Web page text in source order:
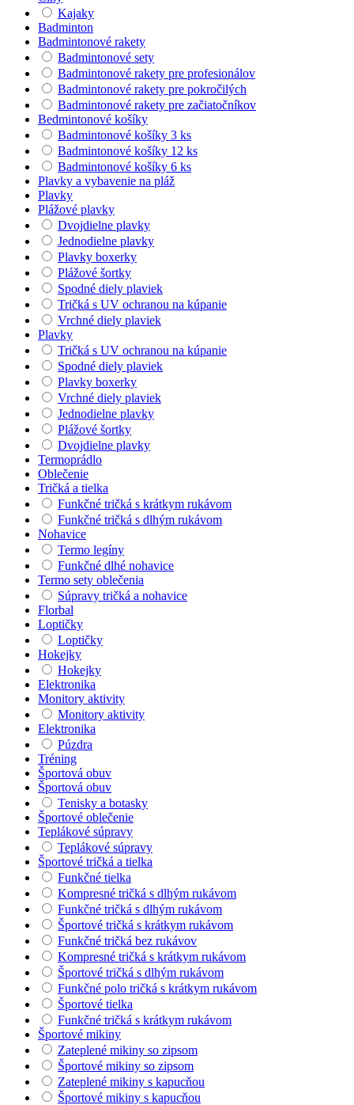
Kajaky
Badminton
Badmintonové rakety
Badmintonové sety
Badmintonové rakety pre profesionálov
Badmintonové rakety pre pokročilých
Badmintonové rakety pre začiatočníkov
Bedmintonové košíky
Badmintonové košíky 3 ks
Badmintonové košíky 12 ks
Badmintonové košíky 6 ks
Plavky a vybavenie na pláž
Plavky
Plážové plavky
Dvojdielne plavky
Jednodielne plavky
Plavky boxerky
Plážové šortky
Spodné diely plaviek
Tričká s UV ochranou na kúpanie
Vrchné diely plaviek
Plavky
Tričká s UV ochranou na kúpanie
Spodné diely plaviek
Plavky boxerky
Vrchné diely plaviek
Jednodielne plavky
Plážové šortky
Dvojdielne plavky
Termoprádlo
Oblečenie
Tričká a tielka
Funkčné tričká s krátkym rukávom
Funkčné tričká s dlhým rukávom
Nohavice
Termo legíny
Funkčné dlhé nohavice
Termo sety oblečenia
Súpravy tričká a nohavice
Florbal
Loptičky
Loptičky
Hokejky
Hokejky
Elektronika
Monitory aktivity
Monitory aktivity
Elektronika
Púzdra
Tréning
Športová obuv
Športová obuv
Tenisky a botasky
Športové oblečenie
Teplákové súpravy
Teplákové súpravy
Športové tričká a tielka
Funkčné tielka
Kompresné tričká s dlhým rukávom
Funkčné tričká s dlhým rukávom
Športové tričká s krátkym rukávom
Funkčné tričká bez rukávov
Kompresné tričká s krátkym rukávom
Športové tričká s dlhým rukávom
Funkčné polo tričká s krátkym rukávom
Športové tielka
Funkčné tričká s krátkym rukávom
Športové mikiny
Zateplené mikiny so zipsom
Športové mikiny so zipsom
Zateplené mikiny s kapucňou
Športové mikiny s kapucňou